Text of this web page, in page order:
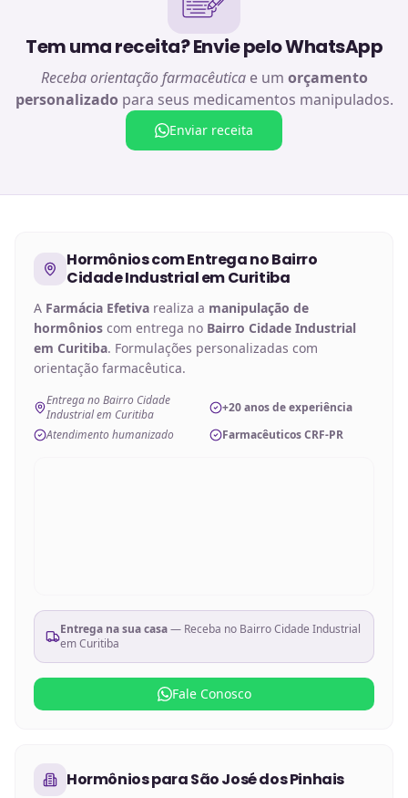
Tem uma receita? Envie pelo WhatsApp
Receba orientação farmacêuticae um orçamento
personalizado para seus medicamentos manipulados.
Enviar receita
Hormônioscom Entrega noBairro
Cidade Industrial em Curitiba
A Farmácia Efetiva realiza a manipulação de
hormônios com entrega no Bairro Cidade Industrial
em Curitiba. Formulações personalizadas com
orientação farmacêutica.
Entrega no Bairro Cidade
Industrial em Curitiba
+20 anos de experiência
Atendimento humanizado
Farmacêuticos CRF-PR
Entrega na sua casa— Receba no Bairro Cidade Industrial
em Curitiba
Fale Conosco
HormôniosparaSão José dos Pinhais